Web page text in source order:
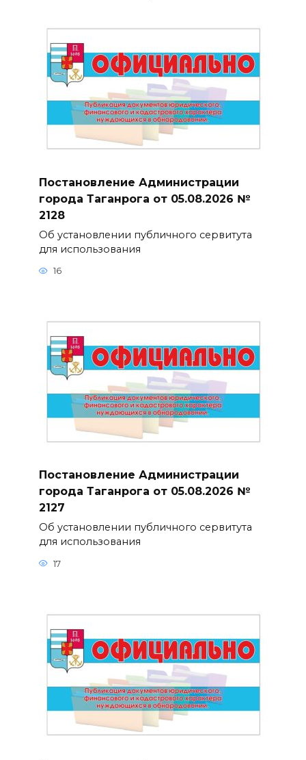
Постановление Администрации
города Таганрога от 05.08.2026 №
2128
Об установлении публичного сервитута
для использования
16
Постановление Администрации
города Таганрога от 05.08.2026 №
2127
Об установлении публичного сервитута
для использования
17